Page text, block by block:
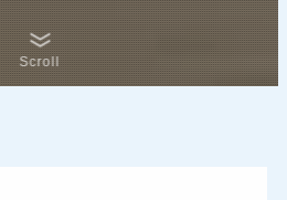
Scroll